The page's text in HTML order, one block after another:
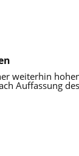
weiterhin
Auffassung